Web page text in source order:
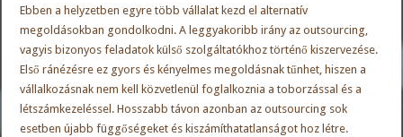
Ebben a helyzetben egyre több vállalat kezd el alternatív
megoldásokban gondolkodni. A leggyakoribb irány az outsourcing,
vagyis bizonyos feladatok külső szolgáltatókhoz történő kiszervezése.
Első ránézésre ez gyors és kényelmes megoldásnak tűnhet, hiszen a
vállalkozásnak nem kell közvetlenül foglalkoznia a toborzással és a
létszámkezeléssel. Hosszabb távon azonban az outsourcing sok
esetben újabb függőségeket és kiszámíthatatlanságot hoz létre.